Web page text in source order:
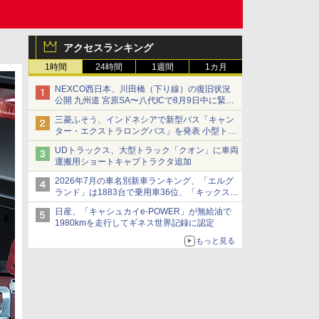
アクセスランキング
1時間 24時間 1週間 1カ月
NEXCO西日本、川田橋（下り線）の復旧状況
公開 九州道 宮原SA〜八代ICで8月9日中に緊急
車両を通行可能に
三菱ふそう、インドネシアで新型バス「キャン
ター・エクストラロングバス」を発表 小型トラ
ックベースの観光・旅客輸送向けバス
UDトラックス、大型トラック「クオン」に車両
運搬用ショートキャブトラクタ追加
2026年7月の車名別新車ランキング、「エルグ
ランド」は1883台で乗用車36位、「キックス」
は2591台で27位に
日産、「キャシュカイe-POWER」が無給油で
1980kmを走行してギネス世界記録に認定
もっと見る